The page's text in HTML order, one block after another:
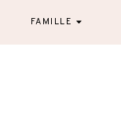
FAMILLE